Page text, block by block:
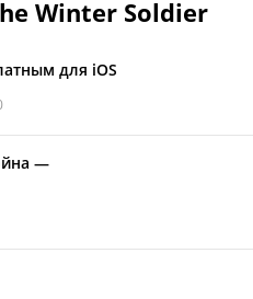
Winter Soldier
для iOS
—